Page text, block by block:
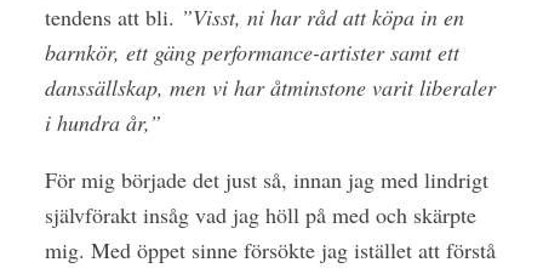
tendens att bli. ”Visst, ni har råd att köpa in en
barnkör, ett gäng performance-artister samt ett
danssällskap, men vi har åtminstone varit liberaler
i hundra år,”
För mig började det just så, innan jag med lindrigt
självförakt insåg vad jag höll på med och skärpte
mig. Med öppet sinne försökte jag istället att förstå